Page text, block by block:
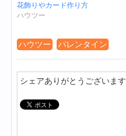
花飾りやカード作り方
ハウツー
ハウツー バレンタイン
シェアありがとうございます